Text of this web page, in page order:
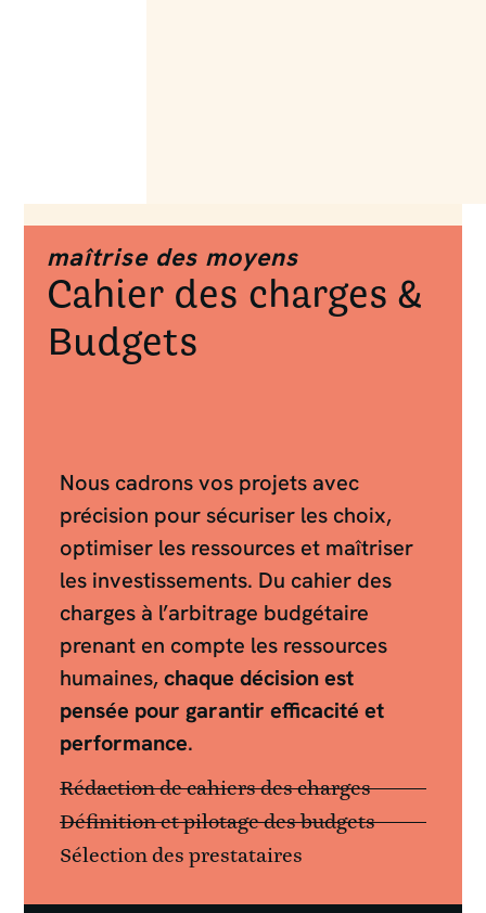
maîtrise des moyens
Cahier des charges &
Budgets
Nous cadrons vos projets avec
précision pour sécuriser les choix,
optimiser les ressources et maîtriser
les investissements. Du cahier des
charges à l’arbitrage budgétaire
prenant en compte les ressources
humaines, chaque décision est
pensée pour garantir efficacité et
performance.
Rédaction de cahiers des charges
Définition et pilotage des budgets
Sélection des prestataires